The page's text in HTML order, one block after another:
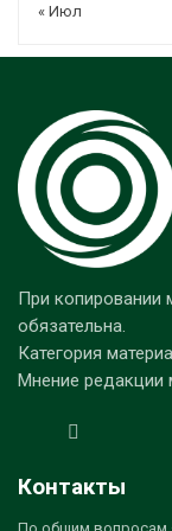
« Июл
При копировании
обязательна.
Категория
Мнение редакции
Контакты